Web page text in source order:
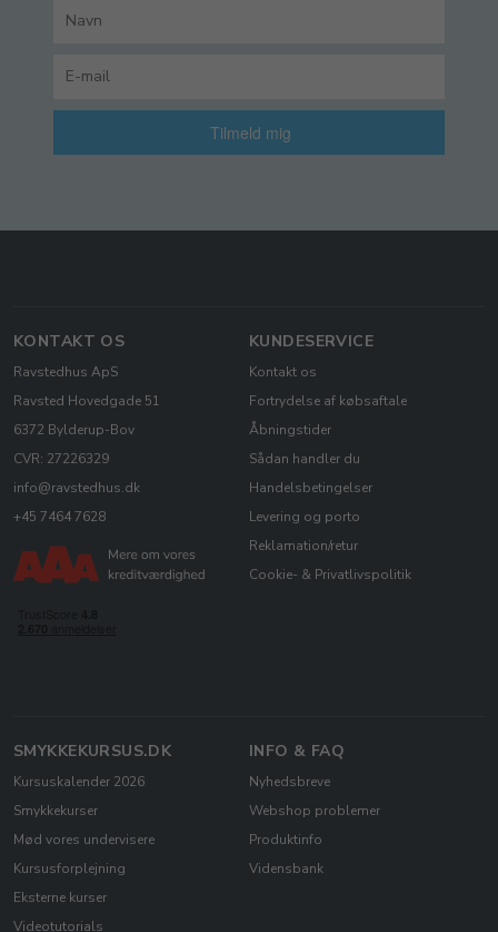
Tilmeld mig
KONTAKT OS
Ravstedhus ApS
Ravsted Hovedgade 51
6372 Bylderup-Bov
CVR: 27226329
info@ravstedhus.dk
+45 7464 7628
KUNDESERVICE
Kontakt os
Fortrydelse af købsaftale
Åbningstider
Sådan handler du
Handelsbetingelser
Levering og porto
Reklamation/retur
Cookie- & Privatlivspolitik
SMYKKEKURSUS.DK
Kursuskalender 2026
Smykkekurser
Mød vores undervisere
Kursusforplejning
Eksterne kurser
Videotutorials
INFO & FAQ
Nyhedsbreve
Webshop problemer
Produktinfo
Vidensbank